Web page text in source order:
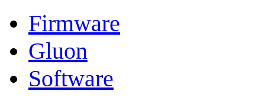
Firmware
Gluon
Software